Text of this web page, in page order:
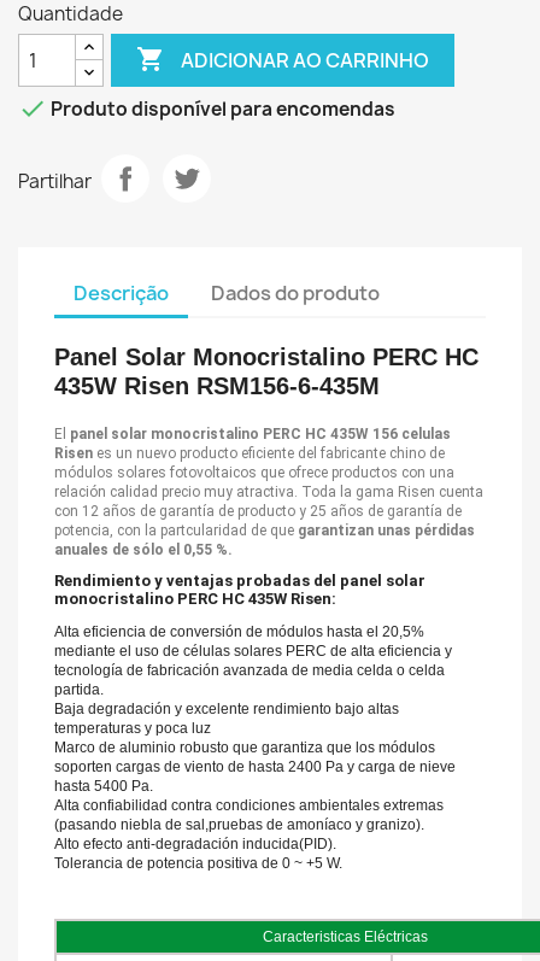
Quantidade
 ADICIONAR AO CARRINHO
 Produto disponível para encomendas
Partilhar
Descrição Dados do produto
Panel Solar Monocristalino PERC HC
435W Risen RSM156-6-435M
El panel solar monocristalino PERC HC 435W 156 celulas
Risen es un nuevo producto eficiente del fabricante chino de
módulos solares fotovoltaicos que ofrece productos con una
relación calidad precio muy atractiva. Toda la gama Risen cuenta
con 12 años de garantía de producto y 25 años de garantía de
potencia, con la partcularidad de que garantizan unas pérdidas
anuales de sólo el 0,55 %.
Rendimiento y ventajas probadas del panel solar
monocristalino PERC HC 435W Risen:
Alta eficiencia de conversión de módulos hasta el 20,5%
mediante el uso de células solares PERC de alta eficiencia y
tecnología de fabricación avanzada de media celda o celda
partida.
Baja degradación y excelente rendimiento bajo altas
temperaturas y poca luz
Marco de aluminio robusto que garantiza que los módulos
soporten cargas de viento de hasta 2400 Pa y carga de nieve
hasta 5400 Pa.
Alta confiabilidad contra condiciones ambientales extremas
(pasando niebla de sal,pruebas de amoníaco y granizo).
Alto efecto anti-degradación inducida(PID).
Tolerancia de potencia positiva de 0 ~ +5 W.
Caracteristicas Eléctricas